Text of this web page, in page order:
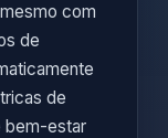
com
de
de
bem-estar